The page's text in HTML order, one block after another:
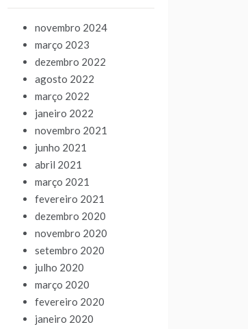
novembro 2024
março 2023
dezembro 2022
agosto 2022
março 2022
janeiro 2022
novembro 2021
junho 2021
abril 2021
março 2021
fevereiro 2021
dezembro 2020
novembro 2020
setembro 2020
julho 2020
março 2020
fevereiro 2020
janeiro 2020